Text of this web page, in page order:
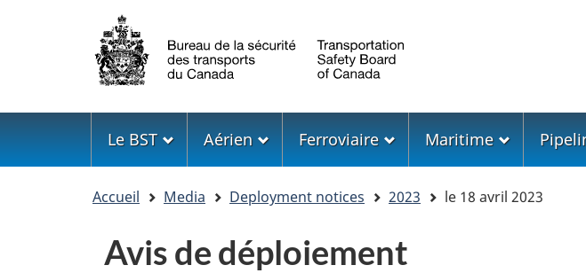
Sélection
de
la
langue
Menu
Le BST Aérien Ferroviaire Maritime
Accueil Media Deployment notices 2023 le 18 avril 2023
Avis de déploiement